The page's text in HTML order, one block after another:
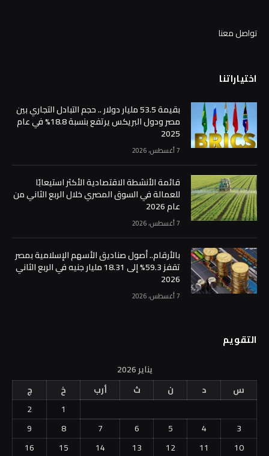
تواصل معنا
اختياراتنا
بقيمة 53.5 مليار دولار .. حجم التبادل التجاري بين
مصر ودول البريكس يرتفع بنسبة 18.8% في عام
2025
7 أغسطس، 2026
قائمة الأنشطة الاقتصادية الأكثر استيعابًا
للعمالة في السوق المصري خلال الربع الثاني من
عام 2026
7 أغسطس، 2026
بالأرقام.. أصول صناديق الأسهم الإسلامية بمصر
تقفز 59.3% إلى 18.31 مليار جنيه في الربع الثاني
2026
7 أغسطس، 2026
التقويم
يناير 2026
س
د ن ث أرب خ
ج
1
2
3
4
5
6
7
8
9
10
11
12
13
14
15
16